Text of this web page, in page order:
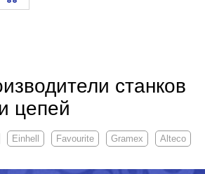
станков
цепей
Einhell Favourite Gramex Alteco